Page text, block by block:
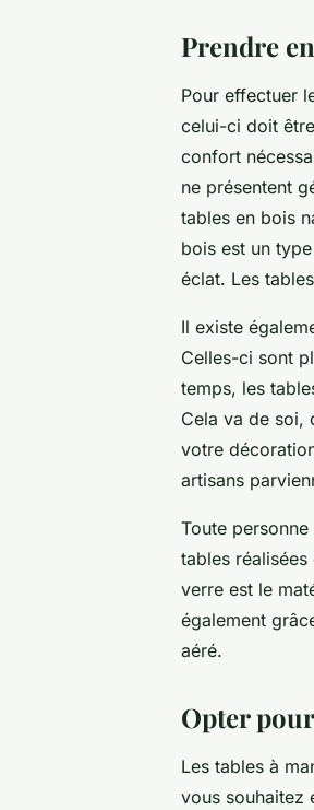
Prendre
Pour effectuer
celui-ci doit
confort
ne présentent
tables en bois
bois est un
éclat. Les
Il existe
Celles-ci sont
temps, les
Cela va de soi,
votre
artisans
Toute
tables réalisées
verre est le
également
aéré.
Opter
Les tables à
vous souhaitez